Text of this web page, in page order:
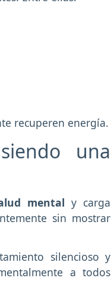
recuperen energía.
una
mental y carga
sin mostrar
silencioso y
a todos